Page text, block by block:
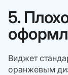
5.
Виджет
оранжевым